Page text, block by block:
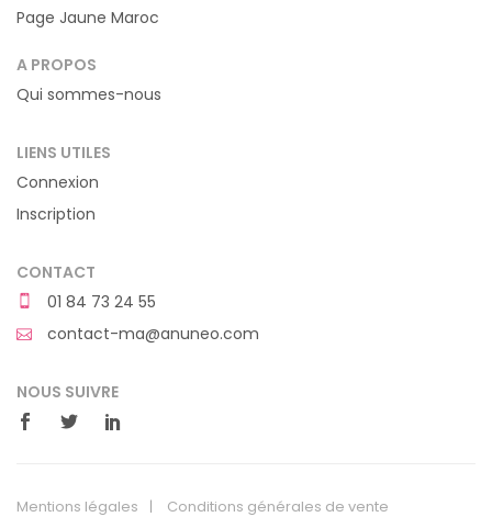
Page Jaune Maroc
A PROPOS
Qui sommes-nous
LIENS UTILES
Connexion
Inscription
CONTACT
01 84 73 24 55
contact-ma@anuneo.com
NOUS SUIVRE
Mentions légales Conditions générales de vente